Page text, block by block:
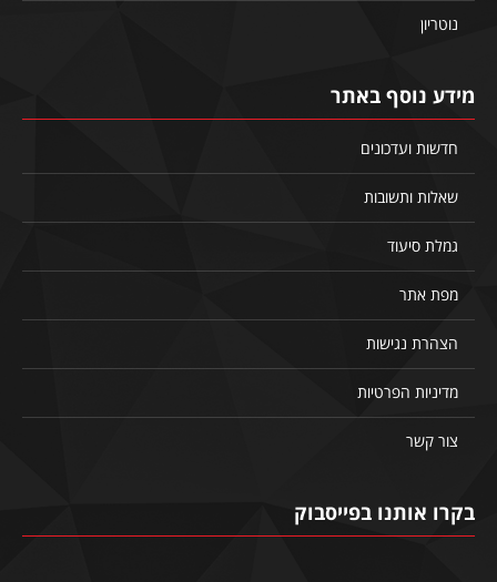
נוטריון
מידע נוסף באתר
חדשות ועדכונים
שאלות ותשובות
גמלת סיעוד
מפת אתר
הצהרת נגישות
מדיניות הפרטיות
צור קשר
בקרו אותנו בפייסבוק